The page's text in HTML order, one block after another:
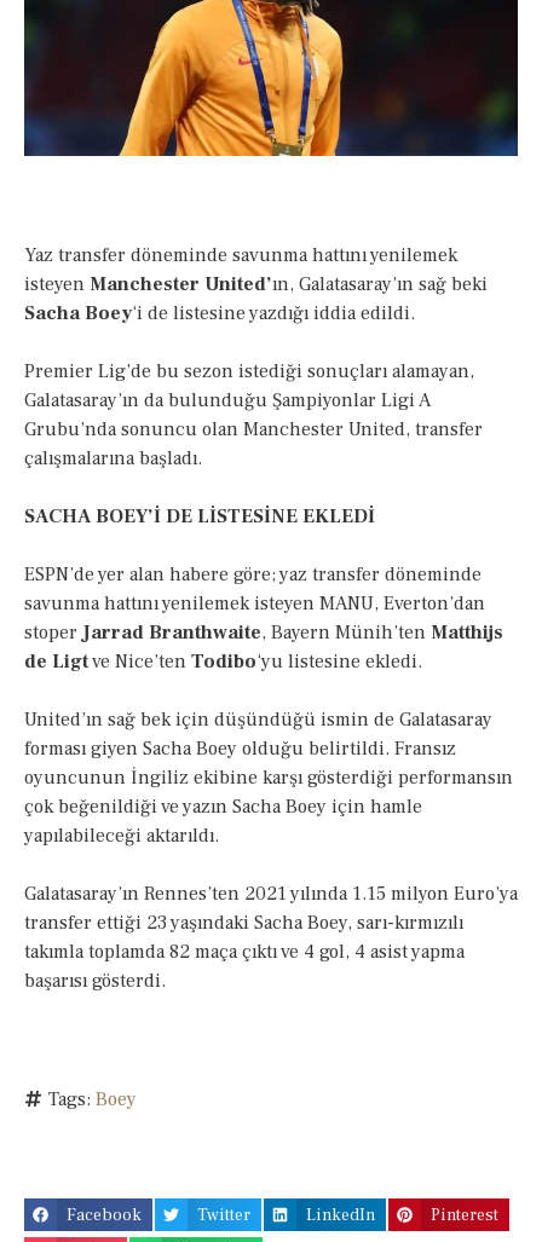
Yaz transfer döneminde savunma hattını yenilemek
isteyen Manchester United’ın, Galatasaray’ın sağ beki
Sacha Boey‘i de listesine yazdığı iddia edildi.
Premier Lig’de bu sezon istediği sonuçları alamayan,
Galatasaray’ın da bulunduğu Şampiyonlar Ligi A
Grubu’nda sonuncu olan Manchester United, transfer
çalışmalarına başladı.
SACHA BOEY’İ DE LİSTESİNE EKLEDİ
ESPN’de yer alan habere göre; yaz transfer döneminde
savunma hattını yenilemek isteyen MANU, Everton’dan
stoper Jarrad Branthwaite, Bayern Münih’ten Matthijs
de Ligtve Nice’ten Todibo‘yu listesine ekledi.
United’ın sağ bek için düşündüğü ismin de Galatasaray
forması giyen Sacha Boey olduğu belirtildi. Fransız
oyuncunun İngiliz ekibine karşı gösterdiği performansın
çok beğenildiği ve yazın Sacha Boey için hamle
yapılabileceği aktarıldı.
Galatasaray’ın Rennes’ten 2021 yılında 1.15 milyon Euro’ya
transfer ettiği 23 yaşındaki Sacha Boey, sarı-kırmızılı
takımla toplamda 82 maça çıktı ve 4 gol, 4 asist yapma
başarısı gösterdi.
Tags: Boey
Facebook Twitter LinkedIn
Pinterest